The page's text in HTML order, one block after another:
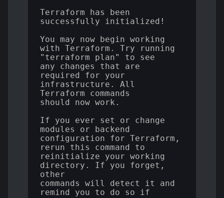
Terraform has been
successfully initialized!
You may now begin working
with Terraform. Try running
"terraform plan" to see
any changes that are
required for your
infrastructure. All
Terraform commands
should now work.
If you ever set or change
modules or backend
configuration for Terraform,
rerun this command to
reinitialize your working
directory. If you forget,
other
commands will detect it and
remind you to do so if